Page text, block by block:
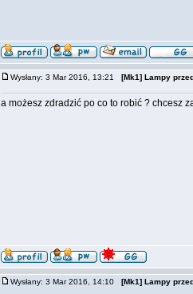
Wysłany: 3 Mar 2016, 13:21 [Mk1] Lampy
a możesz zdradzić po co to robić ? chcesz
Wysłany: 3 Mar 2016, 14:10 [Mk1] Lampy